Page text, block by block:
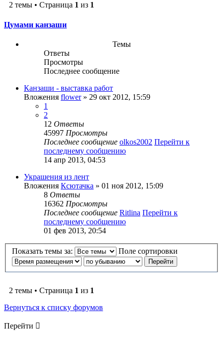
2 темы • Страница 1 из 1
Цумами канзаши
Темы
Ответы
Просмотры
Последнее сообщение
Канзаши - выставка работ
Вложения flower» 29 окт 2012, 15:59
1
2
12 Ответы
45997 Просмотры
Последнее сообщение olkos2002 Перейти к
последнему сообщению
14 апр 2013, 04:53
Украшения из лент
Вложения Ксютачка » 01 ноя 2012, 15:09
8 Ответы
16362 Просмотры
Последнее сообщение Ritlina Перейти к
последнему сообщению
01 фев 2013, 20:54
Показать темы за: Поле сортировки
2 темы • Страница 1 из 1
Вернуться к списку форумов
Перейти